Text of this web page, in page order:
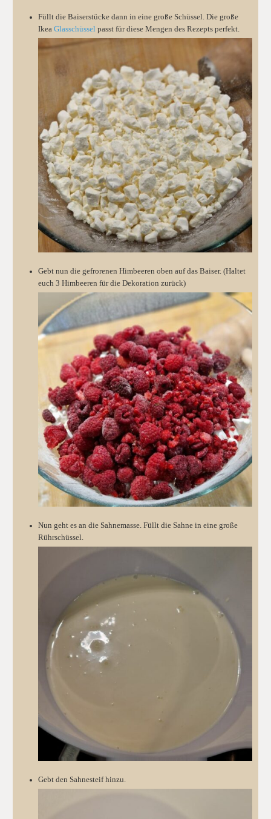
Füllt die Baiserstücke dann in eine große Schüssel. Die große
Ikea Glasschüssel passt für diese Mengen des Rezepts perfekt.
Gebt nun die gefrorenen Himbeeren oben auf das Baiser. (Haltet
euch 3 Himbeeren für die Dekoration zurück)
Nun geht es an die Sahnemasse. Füllt die Sahne in eine große
Rührschüssel.
Gebt den Sahnesteif hinzu.